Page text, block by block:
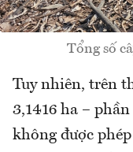
Tổng số
Tuy nhiên, trên
3,1416 ha –
không được